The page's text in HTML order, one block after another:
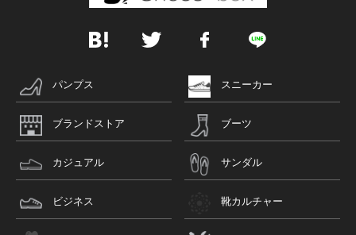
パンプス スニーカー
ブランドストア ブーツ
カジュアル サンダル
ビジネス 靴カルチャー